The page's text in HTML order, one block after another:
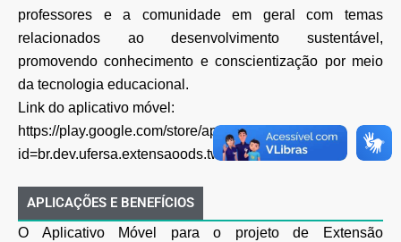
professores e a comunidade em geral com temas
relacionados ao desenvolvimento sustentável,
promovendo conhecimento e conscientização por meio
da tecnologia educacional.
Link do aplicativo móvel:
https://play.google.com/store/apps/details?
id=br.dev.ufersa.extensaoods.twa
APLICAÇÕES E BENEFÍCIOS
O Aplicativo Móvel para o projeto de Extensão